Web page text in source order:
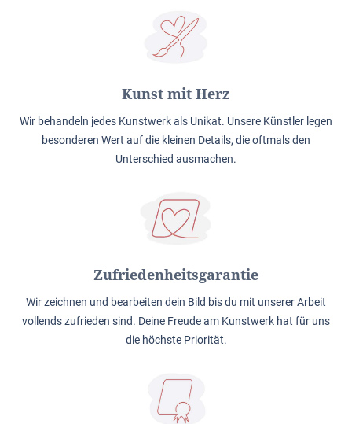
Kunst mit Herz
Wir behandeln jedes Kunstwerk als Unikat. Unsere Künstler legen
besonderen Wert auf die kleinen Details, die oftmals den
Unterschied ausmachen.
Zufriedenheitsgarantie
Wir zeichnen und bearbeiten dein Bild bis du mit unserer Arbeit
vollends zufrieden sind. Deine Freude am Kunstwerk hat für uns
die höchste Priorität.